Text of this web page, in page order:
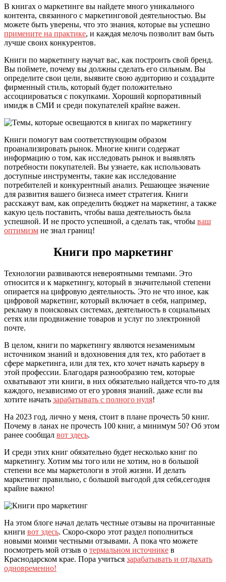
В книгах о маркетинге вы найдете много уникального
контента, связанного с маркетинговой деятельностью. Вы
можете быть уверены, что это знания, которые вы успешно
примените на практике, и каждая мелочь позволит вам быть
лучше своих конкурентов.
Книги по маркетингу научат вас, как построить свой бренд.
Вы поймете, почему вы должны сделать его сильным. Вы
определите свои цели, выявите свою аудиторию и создадите
фирменный стиль, который будет положительно
ассоциироваться с покупками. Хороший корпоративный
имидж в СМИ и среди покупателей крайне важен.
Книги помогут вам соответствующим образом
проанализировать рынок. Многие книги содержат
информацию о том, как исследовать рынок и выявлять
потребности покупателей. Вы узнаете, как использовать
доступные инструменты, такие как исследование
потребителей и конкурентный анализ. Решающее значение
для развития вашего бизнеса имеет стратегия. Книги
расскажут вам, как определить бюджет на маркетинг, а также
какую цель поставить, чтобы ваша деятельность была
успешной. И не просто успешной, а сделать так, чтобы ваш
оптимизм не знал границ!
Книги про маркетинг
Технологии развиваются невероятными темпами. Это
относится и к маркетингу, который в значительной степени
опирается на цифровую деятельность. Это не что иное, как
цифровой маркетинг, который включает в себя, например,
рекламу в поисковых системах, деятельность в социальных
сетях или продвижение товаров и услуг по электронной
почте.
В целом, книги по маркетингу являются незаменимым
источником знаний и вдохновения для тех, кто работает в
сфере маркетинга, или для тех, кто хочет начать карьеру в
этой профессии. Благодаря разнообразию тем, которые
охватывают эти книги, в них обязательно найдется что-то для
каждого, независимо от его уровня знаний. даже если вы
хотите начать зарабатывать с полного нуля!
На 2023 год, лично у меня, стоит в плане прочесть 50 книг.
Почему в ланах не прочесть 100 книг, а минимум 50? Об этом
ранее сообщал вот здесь.
И среди этих книг обязательно будет несколько книг по
маркетингу. Хотим мы того или не хотим, но в большой
степени все мы маркетологи в этой жизни. И делать
маркетинг правильно, с большой выгодой для себя,сегодня
крайне важно!
На этом блоге начал делать честные отзывы на прочитанные
книги вот здесь. Скоро-скоро этот раздел пополниться
новыми моими честными отзывами. А пока что можете
посмотреть мой отзыв о термальном источнике в
Краснодарском крае. Пора учиться зарабатывать и отдыхать
одновременно!